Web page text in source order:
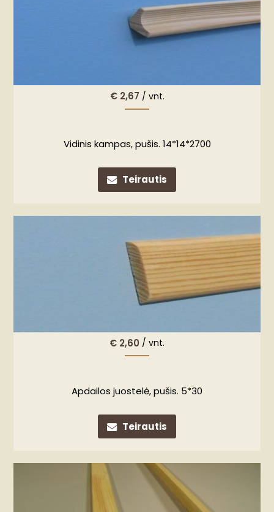
€2,67 / vnt.
Vidinis kampas, pušis. 14*14*2700
Teirautis
€ 2,60 / vnt.
Apdailos juostelė, pušis. 5*30
Teirautis